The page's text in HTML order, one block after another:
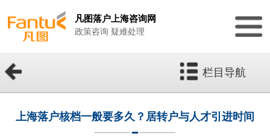
凡图落户上海咨询网
政策咨询 疑难处理
栏目导航
上海落户核档一般要多久？居转户与人才引进时间